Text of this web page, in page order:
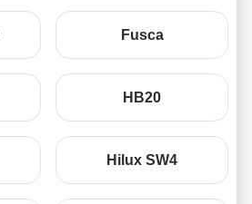
Fusca
HB20
Hilux SW4